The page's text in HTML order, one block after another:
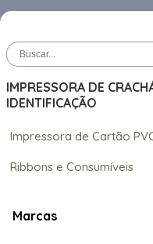
IMPRESSORA DE
IDENTIFICAÇÃO
Impressora de Cartão
Ribbons e Consumíveis
Marcas